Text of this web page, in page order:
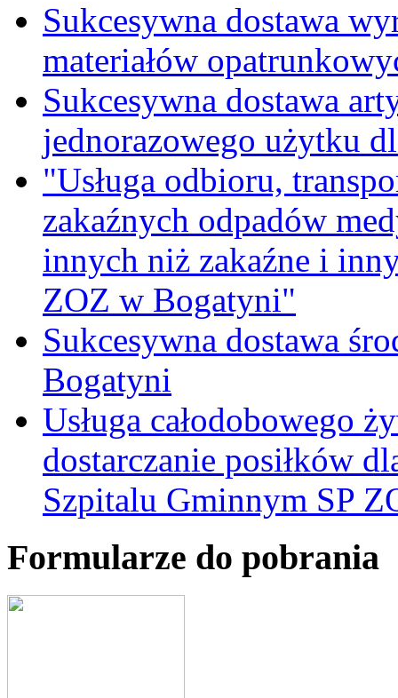
Sukcesywna dostawa
materiałów
Sukcesywna dostawa
jednorazowego użytku
"Usługa odbioru,
zakaźnych odpadów
innych niż zakaźne i
ZOZ w Bogatyni"
Sukcesywna dostawa
Bogatyni
Usługa całodobowego
dostarczanie posiłków
Szpitalu Gminnym SP
Formularze do pobrania